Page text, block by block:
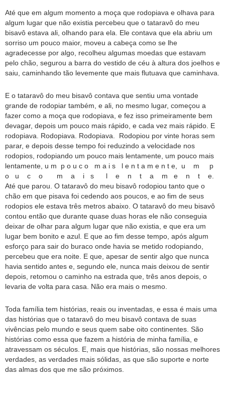
Até que em algum momento a moça que rodopiava e olhava para
algum lugar que não existia percebeu que o tataravô do meu
bisavô estava ali, olhando para ela. Ele contava que ela abriu um
sorriso um pouco maior, moveu a cabeça como se lhe
agradecesse por algo, recolheu algumas moedas que estavam
pelo chão, segurou a barra do vestido de céu à altura dos joelhos e
saiu, caminhando tão levemente que mais flutuava que caminhava.
E o tataravô do meu bisavô contava que sentiu uma vontade
grande de rodopiar também, e ali, no mesmo lugar, começou a
fazer como a moça que rodopiava, e fez isso primeiramente bem
devagar, depois um pouco mais rápido, e cada vez mais rápido. E
rodopiava. Rodopiava. Rodopiava. Rodopiou por vinte horas sem
parar, e depois desse tempo foi reduzindo a velocidade nos
rodopios, rodopiando um pouco mais lentamente, um pouco mais
lentamente, u m p o u c o m a i s l e n t a m e n t e, u m p
o u c o m a i s l e n t a m e n t e.
Até que parou. O tataravô do meu bisavô rodopiou tanto que o
chão em que pisava foi cedendo aos poucos, e ao fim de seus
rodopios ele estava três metros abaixo. O tataravô do meu bisavô
contou então que durante quase duas horas ele não conseguia
deixar de olhar para algum lugar que não existia, e que era um
lugar bem bonito e azul. E que ao fim desse tempo, após algum
esforço para sair do buraco onde havia se metido rodopiando,
percebeu que era noite. E que, apesar de sentir algo que nunca
havia sentido antes e, segundo ele, nunca mais deixou de sentir
depois, retomou o caminho na estrada que, três anos depois, o
levaria de volta para casa. Não era mais o mesmo.
Toda família tem histórias, reais ou inventadas, e essa é mais uma
das histórias que o tataravô do meu bisavô contava de suas
vivências pelo mundo e seus quem sabe oito continentes. São
histórias como essa que fazem a história de minha família, e
atravessam os séculos. E, mais que histórias, são nossas melhores
verdades, as verdades mais sólidas, as que são suporte e norte
das almas dos que me são próximos.